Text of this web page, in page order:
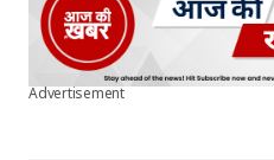
Advertisement